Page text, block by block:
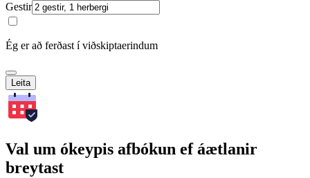
Gestir
Ég er að ferðast í viðskiptaerindum
Leita
Val um ókeypis afbókun ef áætlanir
breytast